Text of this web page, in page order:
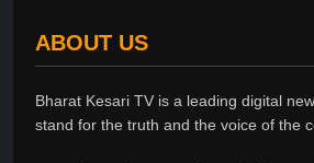
ABOUT US
Bharat Kesari TV is a leading digital
stand for the truth and the voice of the